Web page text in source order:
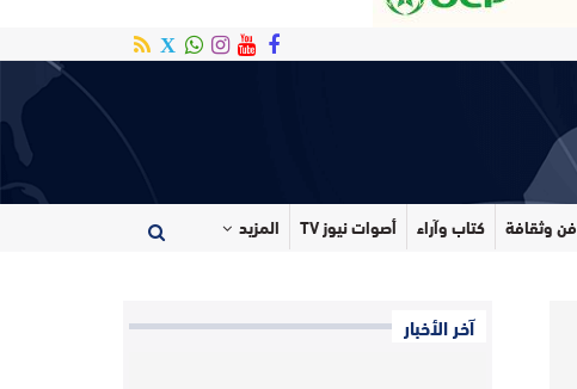
فن وثقافة كتاب وآراء أصوات نيوز TV المزيد
آخر الأخبار